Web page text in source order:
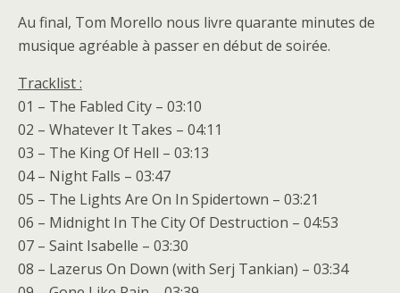
Au final, Tom Morello nous livre quarante minutes de
musique agréable à passer en début de soirée.
Tracklist :
01 – The Fabled City – 03:10
02 – Whatever It Takes – 04:11
03 – The King Of Hell – 03:13
04 – Night Falls – 03:47
05 – The Lights Are On In Spidertown – 03:21
06 – Midnight In The City Of Destruction – 04:53
07 – Saint Isabelle – 03:30
08 – Lazerus On Down (with Serj Tankian) – 03:34